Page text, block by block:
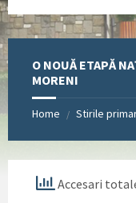
O NOUĂ ETAPĂ
MORENI
Home / Stirile
Accesari